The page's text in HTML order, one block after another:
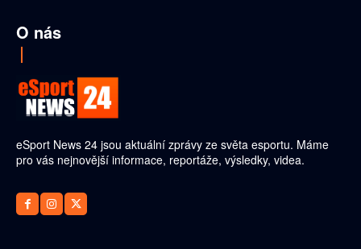
O nás
eSport News 24 jsou aktuální zprávy ze světa esportu. Máme
pro vás nejnovější informace, reportáže, výsledky, videa.